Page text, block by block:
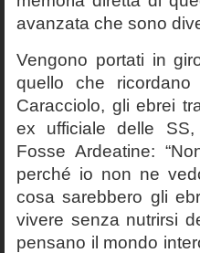
avanzata che sono
Vengono portati in
quello che
Caracciolo, gli ebrei
ex ufficiale delle SS,
Fosse Ardeatine:
perché io non ne
cosa sarebbero gli
vivere senza nutrirsi
pensano il mondo